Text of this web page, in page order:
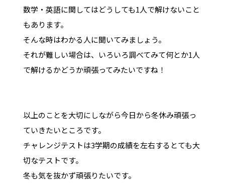
数学・英語に関してはどうしても1人で解けないこと
もあります。
そんな時はわかる人に聞いてみましょう。
それが難しい場合は、いろいろ調べてみて何とか1人
で解けるかどうか頑張ってみたいですね！
以上のことを大切にしながら今日から冬休み頑張っ
ていきたいところです。
チャレンジテストは3学期の成績を左右するとても大
切なテストです。
冬も気を抜かず頑張りたいです。